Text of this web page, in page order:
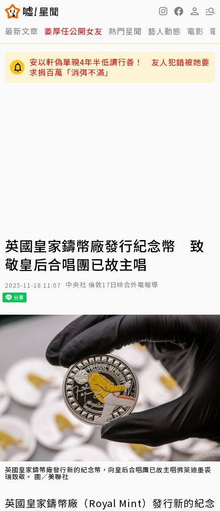
最新文章 姜厚任公開女友 熱門星聞 藝人動態 電影
安以軒偽單親4年半低調行善！ 友人犯錯被她要
求捐百萬「消弭不滿」
英國皇家鑄幣廠發行紀念幣 致
敬皇后合唱團已故主唱
2025-11-18 11:07 中央社 倫敦17日綜合外電報導
英國皇家鑄幣廠發行新的紀念幣，向皇后合唱團已故主唱佛萊迪墨裘
瑞致敬。 圖／美聯社
英國皇家鑄幣廠（Royal Mint）發行新的紀念